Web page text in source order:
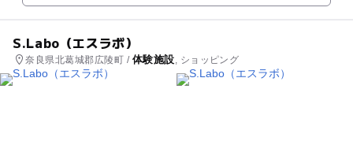
S.Labo（エスラボ）
奈良県北葛城郡広陵町 / 体験施設, ショッピング